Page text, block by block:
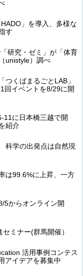
」を導入、多様な
す
研究・ゼミ」が「体育
unistyle）調べ
くばまるごとLAB」
回イベントを8/29に開
11に日本橋三越で開
紹介
科学の出発点は自然現
は99.6%に上昇、一方
5からオンライン開
ミナー(群馬開催）
活用事例コンテス
アイデアを募集中